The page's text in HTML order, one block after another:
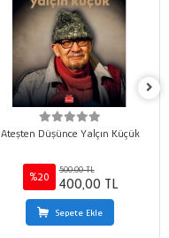
Ateşten Düşünce Yalçın Küçük
%20
500,00 TL
400,00 TL
Sepete Ekle